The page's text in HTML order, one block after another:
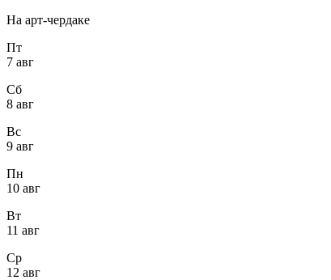
На арт-чердаке
Пт
7 авг
Сб
8 авг
Вс
9 авг
Пн
10 авг
Вт
11 авг
Ср
12 авг